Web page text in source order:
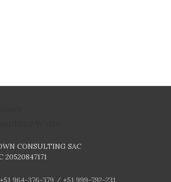
CONSULTING SAC
20520847171
+51 964-376-379 / +51 999-792-231